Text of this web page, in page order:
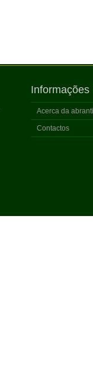
Informações
Acerca da
Contactos